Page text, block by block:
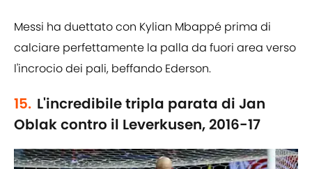
Messi ha duettato con Kylian Mbappé prima di
calciare perfettamente la palla da fuori area verso
l'incrocio dei pali, beffando Ederson.
15. L'incredibile tripla parata di Jan
Oblak contro il Leverkusen, 2016-17